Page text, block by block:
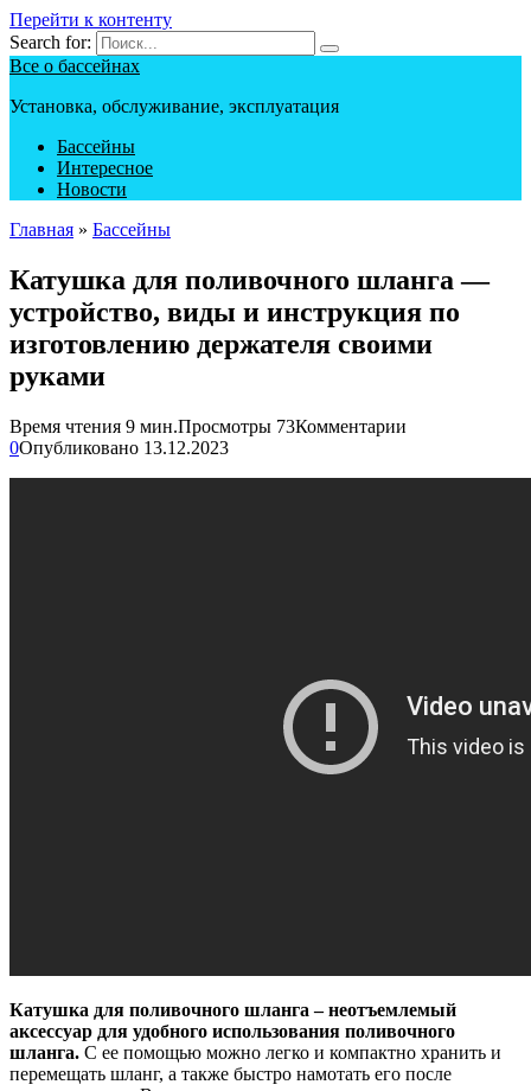
Перейти к контенту
Search for:
Все о бассейнах
Установка, обслуживание, эксплуатация
Бассейны
Интересное
Новости
Главная » Бассейны
Катушка для поливочного шланга —
устройство, виды и инструкция по
изготовлению держателя своими
руками
Время чтения 9 мин.Просмотры 73Комментарии
0Опубликовано 13.12.2023
Катушка для поливочного шланга – неотъемлемый
аксессуар для удобного использования поливочного
шланга. С ее помощью можно легко и компактно хранить и
перемещать шланг, а также быстро намотать его после